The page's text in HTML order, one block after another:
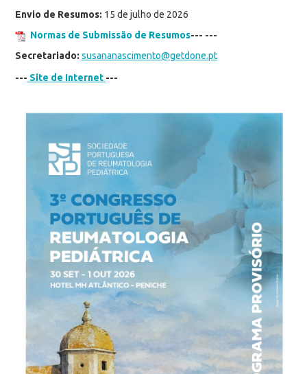
Envio de Resumos: 15 de julho de 2026
---
Normas de Submissão de Resumos
---
Secretariado: susananascimento@getdone.pt
--- Site de Internet ---